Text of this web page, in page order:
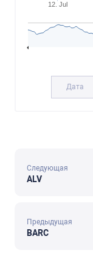
12. Jul
Дата
Следующая
ALV
Предыдущая
BARC